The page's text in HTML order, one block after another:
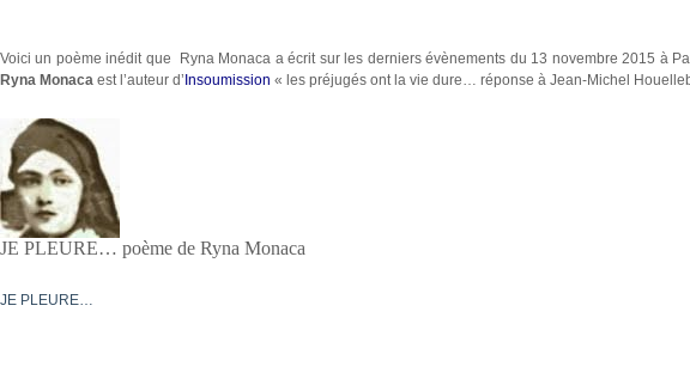
Voici un poème inédit que Ryna Monaca a écrit sur les derniers évènements du 13 novembre 2015 à
Ryna Monaca est l’auteur d’ Insoumission « les préjugés ont la vie dure… réponse à Jean-Michel
JE PLEURE… poème de Ryna Monaca
JE PLEURE…